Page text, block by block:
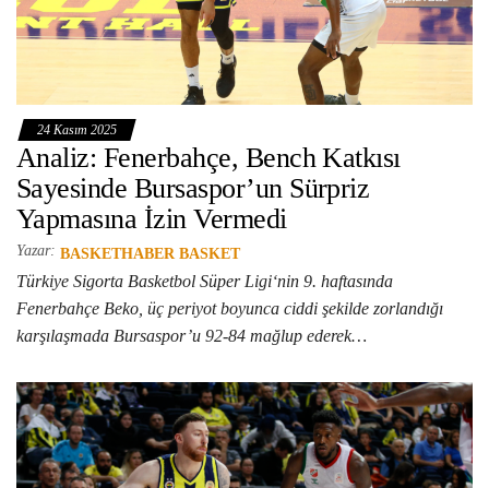
24 Kasım 2025
Analiz: Fenerbahçe, Bench Katkısı
Sayesinde Bursaspor’un Sürpriz
Yapmasına İzin Vermedi
Yazar: BASKETHABER BASKET
Türkiye Sigorta Basketbol Süper Ligi‘nin 9. haftasında
Fenerbahçe Beko, üç periyot boyunca ciddi şekilde zorlandığı
karşılaşmada Bursaspor’u 92-84 mağlup ederek…